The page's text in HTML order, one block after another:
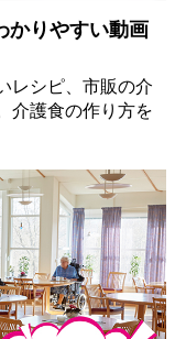
かりやすい動画
レシピ、市販の介
介護食の作り方を